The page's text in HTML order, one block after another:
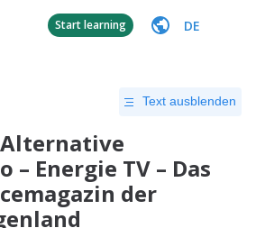
Start learning DE
Text ausblenden
Alternative
– Energie TV – Das
der